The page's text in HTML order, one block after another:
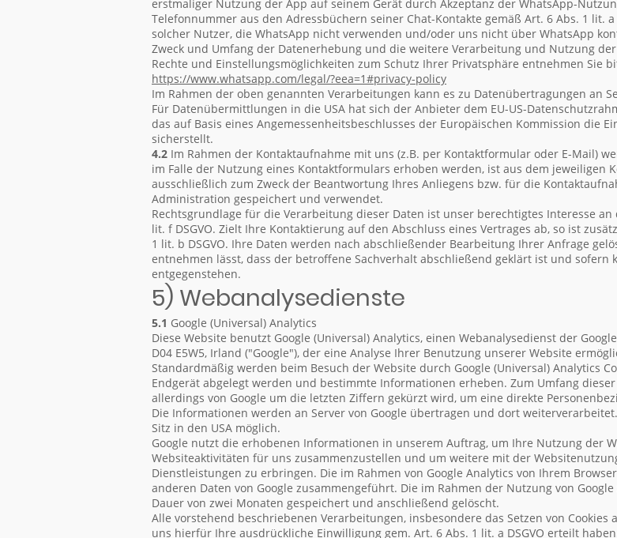
erstmaliger Nutzung der App auf seinem Gerät durch Akzeptanz der WhatsApp-
Telefonnummer aus den Adressbüchern seiner Chat-Kontakte gemäß Art. 6 Abs. 1 lit.
solcher Nutzer, die WhatsApp nicht verwenden und/oder uns nicht über WhatsApp
Zweck und Umfang der Datenerhebung und die weitere Verarbeitung und Nutzung
Rechte und Einstellungsmöglichkeiten zum Schutz Ihrer Privatsphäre entnehmen Sie
https://www.whatsapp.com/legal/?eea=1#privacy-policy
Im Rahmen der oben genannten Verarbeitungen kann es zu Datenübertragungen an
Für Datenübermittlungen in die USA hat sich der Anbieter dem EU-US-
das auf Basis eines Angemessenheitsbeschlusses der Europäischen Kommission die
sicherstellt.
4.2 Im Rahmen der Kontaktaufnahme mit uns (z.B. per Kontaktformular oder E-Mail)
im Falle der Nutzung eines Kontaktformulars erhoben werden, ist aus dem jeweiligen
ausschließlich zum Zweck der Beantwortung Ihres Anliegens bzw. für die
Administration gespeichert und verwendet.
Rechtsgrundlage für die Verarbeitung dieser Daten ist unser berechtigtes Interesse
lit. f DSGVO. Zielt Ihre Kontaktierung auf den Abschluss eines Vertrages ab, so ist
1 lit. b DSGVO. Ihre Daten werden nach abschließender Bearbeitung Ihrer Anfrage
entnehmen lässt, dass der betroffene Sachverhalt abschließend geklärt ist und sofern
entgegenstehen.
5) Webanalysedienste
5.1 Google (Universal) Analytics
Diese Website benutzt Google (Universal) Analytics, einen Webanalysedienst der
D04 E5W5, Irland ("Google"), der eine Analyse Ihrer Benutzung unserer Website
Standardmäßig werden beim Besuch der Website durch Google (Universal) Analytics
Endgerät abgelegt werden und bestimmte Informationen erheben. Zum Umfang
allerdings von Google um die letzten Ziffern gekürzt wird, um eine direkte
Die Informationen werden an Server von Google übertragen und dort
Sitz in den USA möglich.
Google nutzt die erhobenen Informationen in unserem Auftrag, um Ihre Nutzung der
Websiteaktivitäten für uns zusammenzustellen und um weitere mit der
Dienstleistungen zu erbringen. Die im Rahmen von Google Analytics von Ihrem
anderen Daten von Google zusammengeführt. Die im Rahmen der Nutzung von
Dauer von zwei Monaten gespeichert und anschließend gelöscht.
Alle vorstehend beschriebenen Verarbeitungen, insbesondere das Setzen von
uns hierfür Ihre ausdrückliche Einwilligung gem. Art. 6 Abs. 1 lit. a DSGVO erteilt